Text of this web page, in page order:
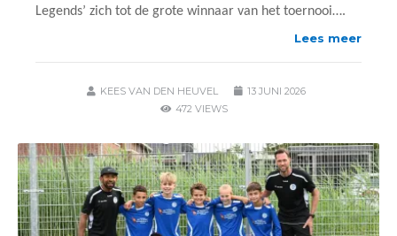
Legends’ zich tot de grote winnaar van het toernooi….
Lees meer
KEES VAN DEN HEUVEL
13 JUNI 2026
472 VIEWS